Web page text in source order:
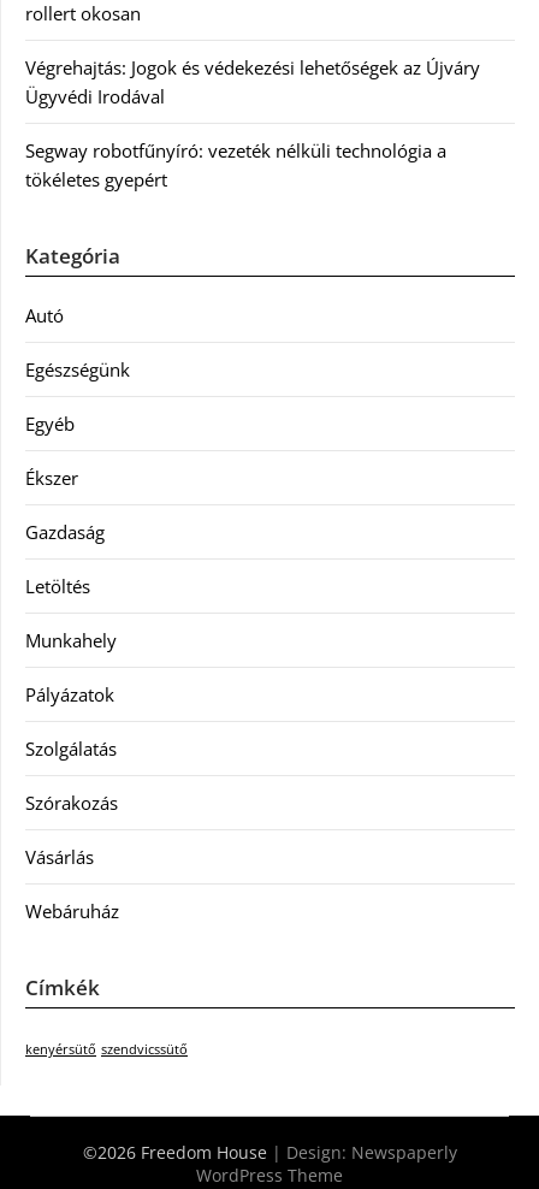
rollert okosan
Végrehajtás: Jogok és védekezési lehetőségek az Újváry
Ügyvédi Irodával
Segway robotfűnyíró: vezeték nélküli technológia a
tökéletes gyepért
Kategória
Autó
Egészségünk
Egyéb
Ékszer
Gazdaság
Letöltés
Munkahely
Pályázatok
Szolgálatás
Szórakozás
Vásárlás
Webáruház
Címkék
kenyérsütő szendvicssütő
©2026 Freedom House | Design: Newspaperly
WordPress Theme